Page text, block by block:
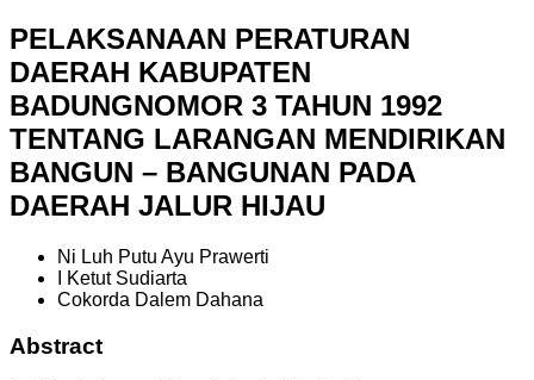
PELAKSANAAN PERATURAN
DAERAH KABUPATEN
BADUNGNOMOR 3 TAHUN 1992
TENTANG LARANGAN MENDIRIKAN
BANGUN – BANGUNAN PADA
DAERAH JALUR HIJAU
Ni Luh Putu Ayu Prawerti
I Ketut Sudiarta
Cokorda Dalem Dahana
Abstract